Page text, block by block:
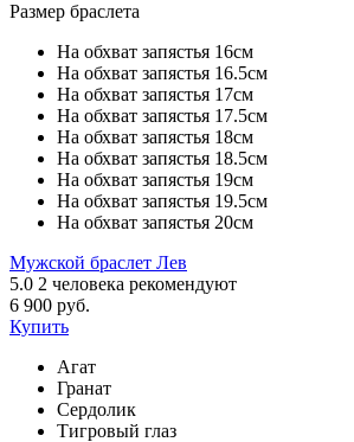
Размер браслета
На обхват запястья 16см
На обхват запястья 16.5см
На обхват запястья 17см
На обхват запястья 17.5см
На обхват запястья 18см
На обхват запястья 18.5см
На обхват запястья 19см
На обхват запястья 19.5см
На обхват запястья 20см
Мужской браслет Лев
5.0 2 человека рекомендуют
6 900 руб.
Купить
Агат
Гранат
Сердолик
Тигровый глаз